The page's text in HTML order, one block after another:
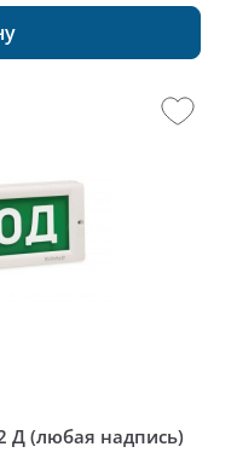
Д (любая надпись)